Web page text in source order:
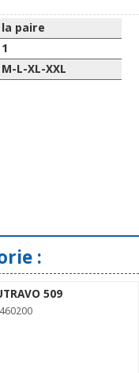
la paire
1
M-L-XL-XXL
:
509